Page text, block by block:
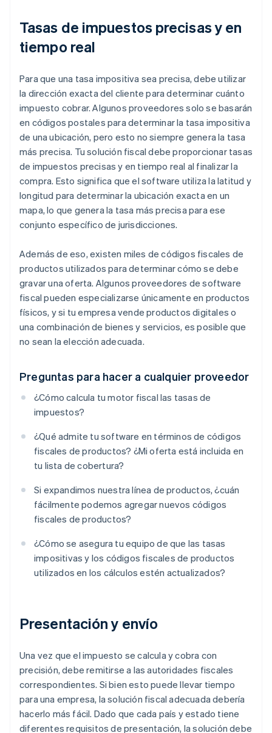
Tasas de impuestos precisas y en
tiempo real
Para que una tasa impositiva sea precisa, debe utilizar
la dirección exacta del cliente para determinar cuánto
impuesto cobrar. Algunos proveedores solo se basarán
en códigos postales para determinar la tasa impositiva
de una ubicación, pero esto no siempre genera la tasa
más precisa. Tu solución fiscal debe proporcionar tasas
de impuestos precisas y en tiempo real al finalizar la
compra. Esto significa que el software utiliza la latitud y
longitud para determinar la ubicación exacta en un
mapa, lo que genera la tasa más precisa para ese
conjunto específico de jurisdicciones.
Además de eso, existen miles de códigos fiscales de
productos utilizados para determinar cómo se debe
gravar una oferta. Algunos proveedores de software
fiscal pueden especializarse únicamente en productos
físicos, y si tu empresa vende productos digitales o
una combinación de bienes y servicios, es posible que
no sean la elección adecuada.
Preguntas para hacer a cualquier proveedor
¿Cómo calcula tu motor fiscal las tasas de
impuestos?
¿Qué admite tu software en términos de códigos
fiscales de productos? ¿Mi oferta está incluida en
tu lista de cobertura?
Si expandimos nuestra línea de productos, ¿cuán
fácilmente podemos agregar nuevos códigos
fiscales de productos?
¿Cómo se asegura tu equipo de que las tasas
impositivas y los códigos fiscales de productos
utilizados en los cálculos estén actualizados?
Presentación y envío
Una vez que el impuesto se calcula y cobra con
precisión, debe remitirse a las autoridades fiscales
correspondientes. Si bien esto puede llevar tiempo
para una empresa, la solución fiscal adecuada debería
hacerlo más fácil. Dado que cada país y estado tiene
diferentes requisitos de presentación, la solución debe